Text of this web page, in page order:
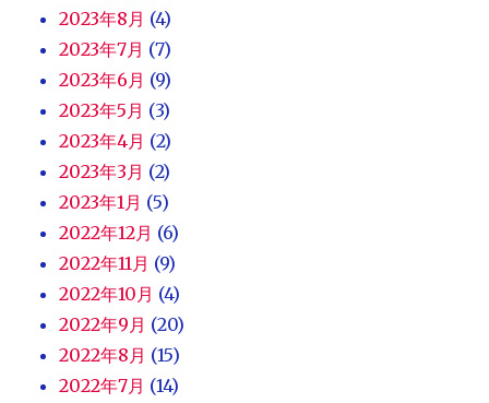
2023年8月 (4)
2023年7月 (7)
2023年6月 (9)
2023年5月 (3)
2023年4月 (2)
2023年3月 (2)
2023年1月 (5)
2022年12月 (6)
2022年11月 (9)
2022年10月 (4)
2022年9月 (20)
2022年8月 (15)
2022年7月 (14)